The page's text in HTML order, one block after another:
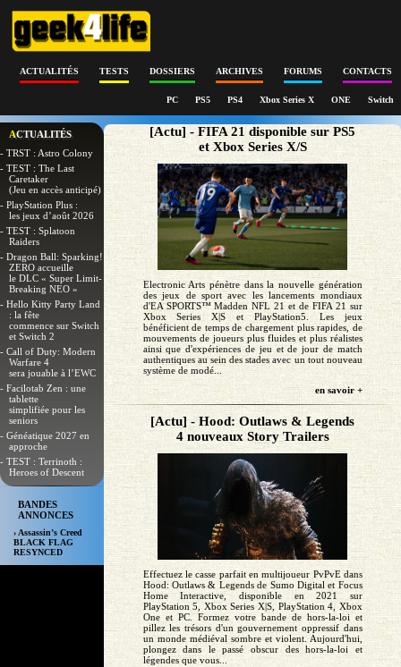
ACTUALITÉS TESTS DOSSIERS ARCHIVES FORUMS CONTACTS
PC PS5 PS4 Xbox Series X ONE Switch
ACTUALITÉS
- TRST : Astro Colony
- TEST : The Last
Caretaker
(Jeu en accès anticipé)
- PlayStation Plus :
les jeux d’août 2026
- TEST : Splatoon
Raiders
- Dragon Ball: Sparking!
ZERO accueille
le DLC « Super Limit-
Breaking NEO »
- Hello Kitty Party Land
: la fête
commence sur Switch
et Switch 2
- Call of Duty: Modern
Warfare 4
sera jouable à l’EWC
- Facilotab Zen : une
tablette
simplifiée pour les
seniors
- Généatique 2027 en
approche
- TEST : Terrinoth :
Heroes of Descent
BANDES
ANNONCES
› Assassin’s Creed
BLACK FLAG
RESYNCED
[Actu] - FIFA 21 disponible sur PS5
et Xbox Series X/S
Electronic Arts pénètre dans la nouvelle génération
des jeux de sport avec les lancements mondiaux
d'EA SPORTS™ Madden NFL 21 et de FIFA 21 sur
Xbox Series X|S et PlayStation5. Les jeux
bénéficient de temps de chargement plus rapides, de
mouvements de joueurs plus fluides et plus réalistes
ainsi que d'expériences de jeu et de jour de match
authentiques au sein des stades avec un tout nouveau
système de modé...
en savoir +
[Actu] - Hood: Outlaws & Legends
4 nouveaux Story Trailers
Effectuez le casse parfait en multijoueur PvPvE dans
Hood: Outlaws & Legends de Sumo Digital et Focus
Home Interactive, disponible en 2021 sur
PlayStation 5, Xbox Series X|S, PlayStation 4, Xbox
One et PC. Formez votre bande de hors-la-loi et
pillez les trésors d'un gouvernement oppressif dans
un monde médiéval sombre et violent. Aujourd'hui,
plongez dans le passé obscur des hors-la-loi et
légendes que vous...